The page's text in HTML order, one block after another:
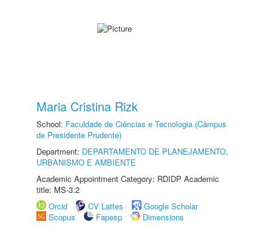
Maria Cristina Rizk
School: Faculdade de Ciências e Tecnologia (Câmpus
de Presidente Prudente)
Department: DEPARTAMENTO DE PLANEJAMENTO,
URBANISMO E AMBIENTE
Academic Appointment Category: RDIDP Academic
title: MS-3.2
Orcid
CV Lattes
Google Scholar
Scopus
Fapesp
Dimensions